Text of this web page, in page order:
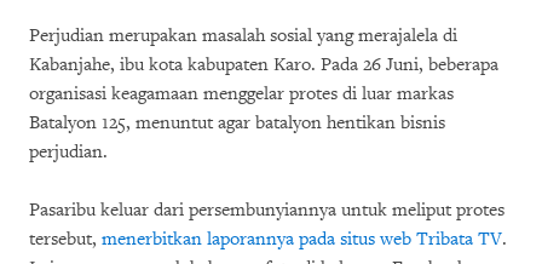
Perjudian merupakan masalah sosial yang merajalela di
Kabanjahe, ibu kota kabupaten Karo. Pada 26 Juni, beberapa
organisasi keagamaan menggelar protes di luar markas
Batalyon 125, menuntut agar batalyon hentikan bisnis
perjudian.
Pasaribu keluar dari persembunyiannya untuk meliput protes
tersebut, menerbitkan laporannya pada situs web Tribata TV.